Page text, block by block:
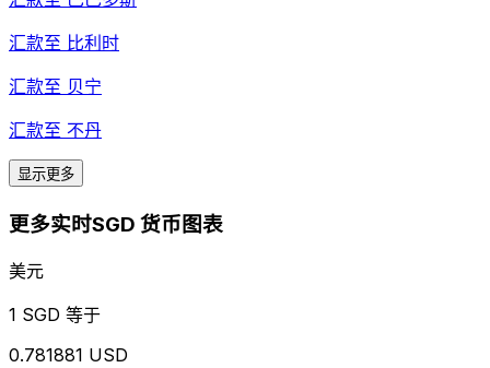
汇款至 比利时
汇款至 贝宁
汇款至 不丹
显示更多
更多实时SGD 货币图表
美元
1 SGD 等于
0.781881 USD